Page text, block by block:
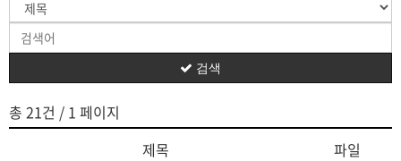
총 21건 / 1 페이지
검색
제목 파일